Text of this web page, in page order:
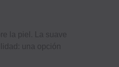
la piel. La suave
una opción